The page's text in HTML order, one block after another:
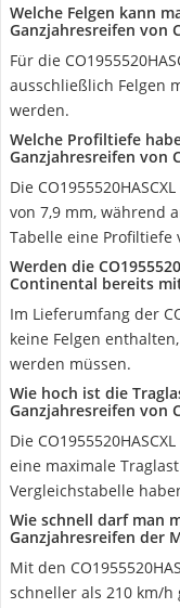
Welche Felgen kann
Ganzjahresreifen von
Für die
ausschließlich Felgen
werden.
Welche Profiltiefe
Ganzjahresreifen von
Die
von 7,9 mm, während
Tabelle eine Profiltiefe
Werden die
Continental bereits
Im Lieferumfang der
keine Felgen
werden müssen.
Wie hoch ist die
Ganzjahresreifen von
Die
eine maximale
Vergleichstabelle
Wie schnell darf man
Ganzjahresreifen der
Mit den
schneller als 210 km/